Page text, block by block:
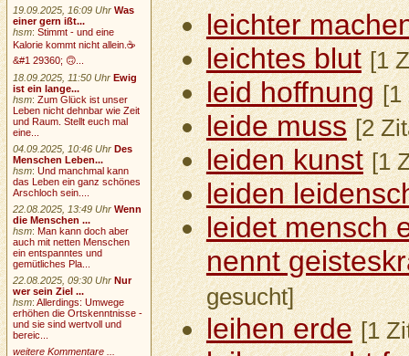
leichter
leichtes blut [1
leid hoffnung [1
leide muss [2
leiden kunst [1
leiden
leidet mensch
nennt
gesucht]
leihen erde [1
19.09.2025, 16:09 Uhr Was
einer gern ißt...
hsm:Stimmt - und eine
Kalorie kommt nicht allein.☕
&#1 29360; 🙃...
18.09.2025, 11:50 Uhr Ewig
ist ein lange...
hsm:Zum Glück ist unser
Leben nicht dehnbar wie Zeit
und Raum. Stellt euch mal
eine...
04.09.2025, 10:46 Uhr Des
Menschen Leben...
hsm:Und manchmal kann
das Leben ein ganz schönes
Arschloch sein....
22.08.2025, 13:49 Uhr Wenn
die Menschen ...
hsm:Man kann doch aber
auch mit netten Menschen
ein entspanntes und
gemütliches Pla...
22.08.2025, 09:30 Uhr Nur
wer sein Ziel ...
hsm:Allerdings: Umwege
erhöhen die Ortskenntnisse -
und sie sind wertvoll und
bereic...
weitere Kommentare ...